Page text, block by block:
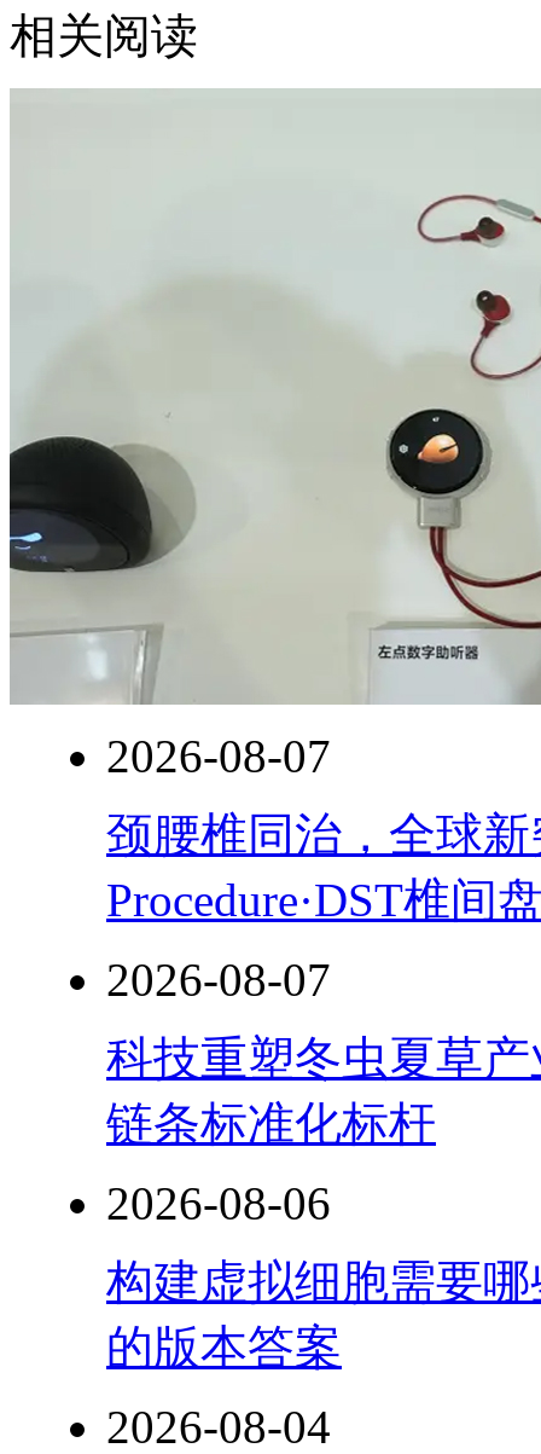
相关阅读
2026-08-07
颈腰椎同治，全球
Procedure·DST椎间
2026-08-07
科技重塑冬虫夏草
链条标准化标杆
2026-08-06
构建虚拟细胞需要
的版本答案
2026-08-04